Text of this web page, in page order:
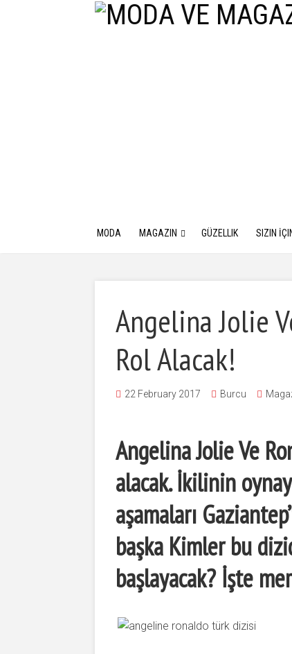
MODA MAGAZIN GÜZELLIK SIZIN
Angelina Jolie
Rol Alacak!
22 February 2017 Burcu
Angelina Jolie Ve
alacak. İkilinin
aşamaları
başka Kimler bu
başlayacak? İşte